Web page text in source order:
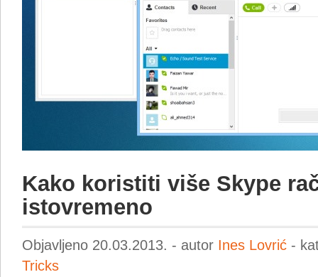
Kako koristiti više Skype
istovremeno
Objavljeno 20.03.2013. - autor Ines Lovrić -
Tricks